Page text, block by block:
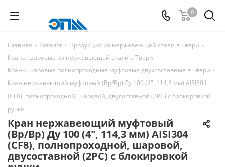
0
Главная - Каталог - Продукция из нержавеющей стали в Твери -
Краны шаровые из нержавеющей стали в Твери -
Краны шаровые полнопроходные муфтовые двухсоставные в Твери -
Кран нержавеющий муфтовый (Вр/Вр) Ду 100 (4", 114,3 мм) AISI304
(CF8), полнопроходной, шаровой, двусоставной (2PC) с блокировкой
ручки
Кран нержавеющий муфтовый
(Вр/Вр) Ду 100 (4", 114,3 мм) AISI304
(CF8), полнопроходной, шаровой,
двусоставной (2PC) с блокировкой